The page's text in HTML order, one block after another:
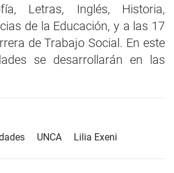
Letras, Inglés, Historia,
de la Educación, y a las 17
de Trabajo Social. En este
se desarrollarán en las
UNCA Lilia Exeni